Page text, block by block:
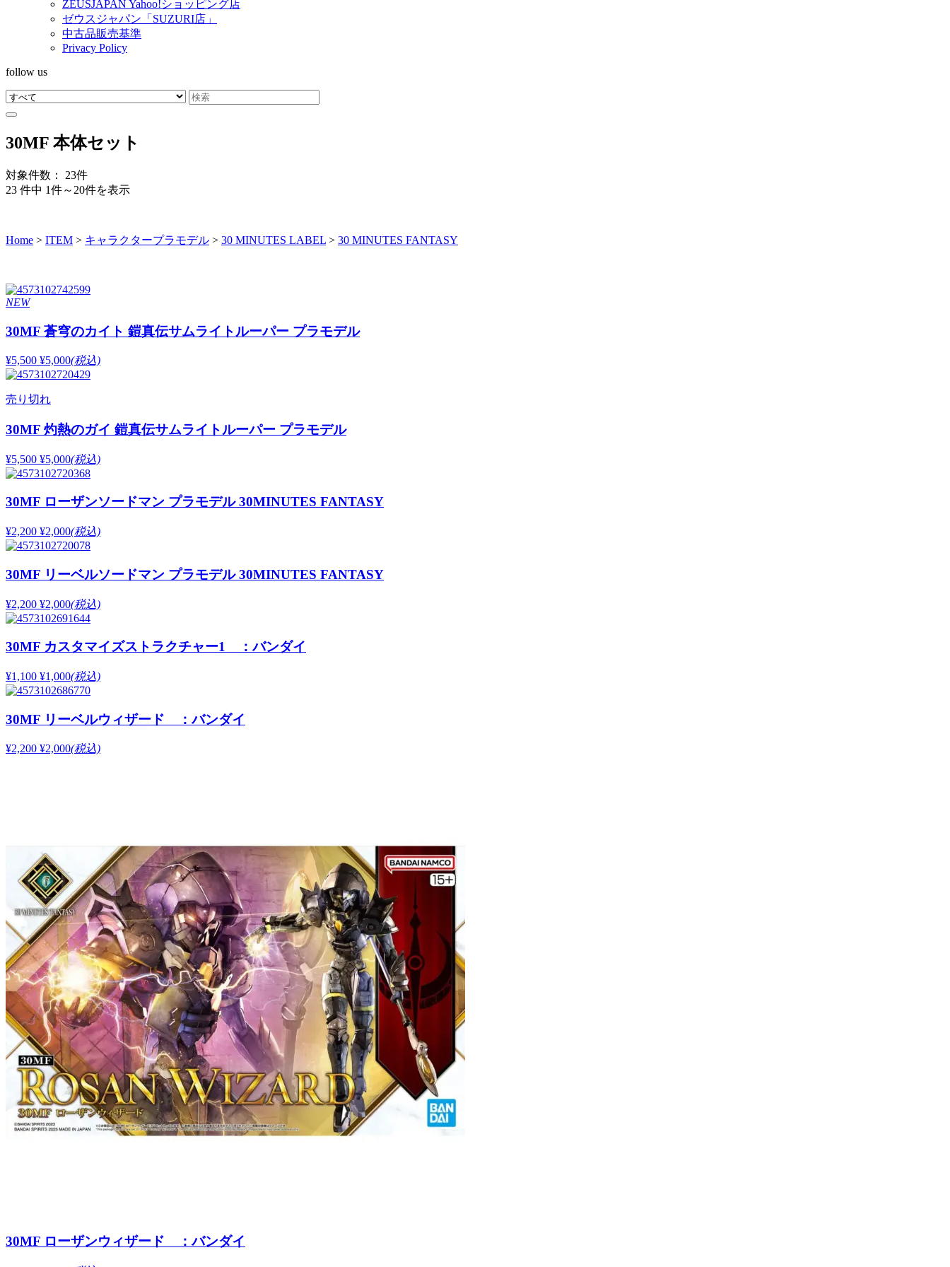
ZEUSJAPAN Yahoo!ショッピング店
ゼウスジャパン「SUZURI店」
中古品販売基準
Privacy Policy
follow us
30MF 本体セット
対象件数： 23件
23 件中 1件～20件を表示
Home > ITEM > キャラクタープラモデル > 30 MINUTES LABEL > 30 MINUTES FANTASY
NEW
30MF 蒼穹のカイト 鎧真伝サムライトルーパー プラモデル
¥5,500 ¥5,000(税込)
売り切れ
30MF 灼熱のガイ 鎧真伝サムライトルーパー プラモデル
¥5,500 ¥5,000(税込)
30MF ローザンソードマン プラモデル 30MINUTES FANTASY
¥2,200 ¥2,000(税込)
30MF リーベルソードマン プラモデル 30MINUTES FANTASY
¥2,200 ¥2,000(税込)
30MF カスタマイズストラクチャー1 ：バンダイ
¥1,100 ¥1,000(税込)
30MF リーベルウィザード ：バンダイ
¥2,200 ¥2,000(税込)
30MF ローザンウィザード ：バンダイ